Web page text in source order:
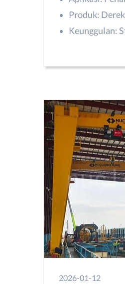
Produk:
Keunggulan:
2026-01-12